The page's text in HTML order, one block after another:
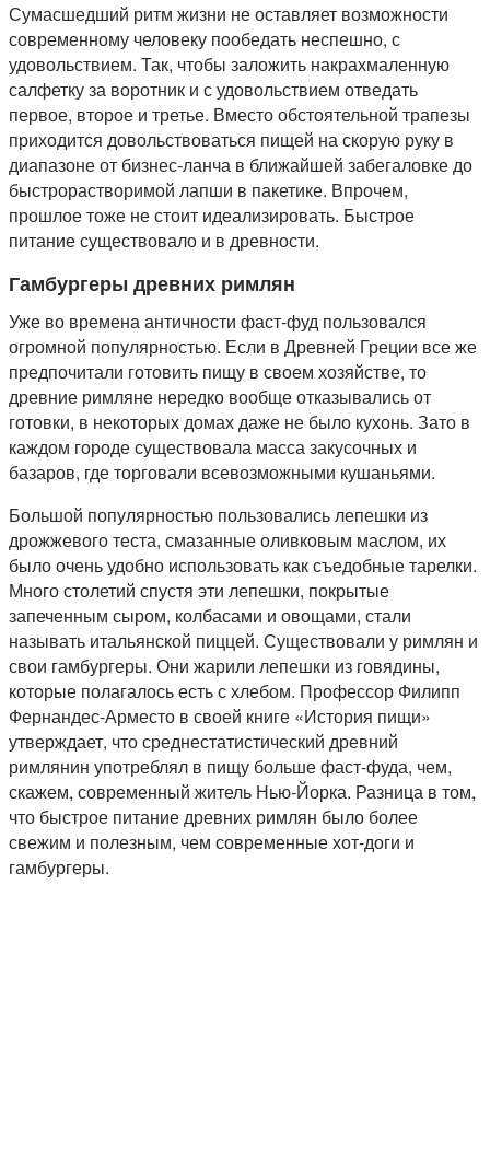
Сумасшедший ритм жизни не оставляет возможности
современному человеку пообедать неспешно, с
удовольствием. Так, чтобы заложить накрахмаленную
салфетку за воротник и с удовольствием отведать
первое, второе и третье. Вместо обстоятельной трапезы
приходится довольствоваться пищей на скорую руку в
диапазоне от бизнес-ланча в ближайшей забегаловке до
быстрорастворимой лапши в пакетике. Впрочем,
прошлое тоже не стоит идеализировать. Быстрое
питание существовало и в древности.
Гамбургеры древних римлян
Уже во времена античности фаст-фуд пользовался
огромной популярностью. Если в Древней Греции все же
предпочитали готовить пищу в своем хозяйстве, то
древние римляне нередко вообще отказывались от
готовки, в некоторых домах даже не было кухонь. Зато в
каждом городе существовала масса закусочных и
базаров, где торговали всевозможными кушаньями.
Большой популярностью пользовались лепешки из
дрожжевого теста, смазанные оливковым маслом, их
было очень удобно использовать как съедобные тарелки.
Много столетий спустя эти лепешки, покрытые
запеченным сыром, колбасами и овощами, стали
называть итальянской пиццей. Существовали у римлян и
свои гамбургеры. Они жарили лепешки из говядины,
которые полагалось есть с хлебом. Профессор Филипп
Фернандес-Арместо в своей книге «История пищи»
утверждает, что среднестатистический древний
римлянин употреблял в пищу больше фаст-фуда, чем,
скажем, современный житель Нью-Йорка. Разница в том,
что быстрое питание древних римлян было более
свежим и полезным, чем современные хот-доги и
гамбургеры.